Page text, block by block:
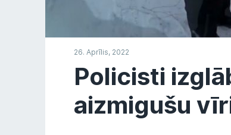
26. Aprīlis, 2022
Policisti
aizmigušu